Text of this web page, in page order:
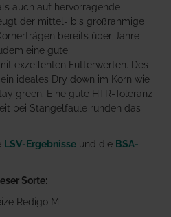
auch auf hervorragende
der mittel- bis großrahmige
bereits über Jahre
eine gute
exzellenten Futterwerten. Des
ideales Dry down im Korn wie
green. Eine gute HTR-Toleranz
bei Stängelfäule runden das
LSV-Ergebnisse und die BSA-
Sorte:
Redigo M